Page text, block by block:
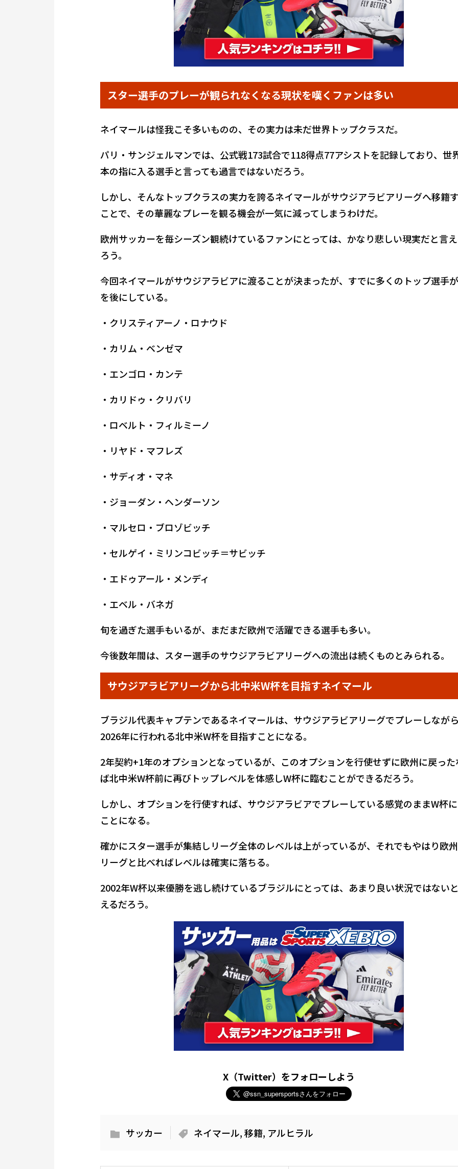
スター選手のプレーが観られなくなる現状を嘆くファンは多い
ネイマールは怪我こそ多いものの、その実力は未だ世界トップクラスだ。
パリ・サンジェルマンでは、公式戦173試合で118得点77アシストを記録しており、世
本の指に入る選手と言っても過言ではないだろう。
しかし、そんなトップクラスの実力を誇るネイマールがサウジアラビアリーグへ移籍
ことで、その華麗なプレーを観る機会が一気に減ってしまうわけだ。
欧州サッカーを毎シーズン観続けているファンにとっては、かなり悲しい現実だと言
ろう。
今回ネイマールがサウジアラビアに渡ることが決まったが、すでに多くのトップ選手
を後にしている。
・クリスティアーノ・ロナウド
・カリム・ベンゼマ
・エンゴロ・カンテ
・カリドゥ・クリバリ
・ロベルト・フィルミーノ
・リヤド・マフレズ
・サディオ・マネ
・ジョーダン・ヘンダーソン
・マルセロ・ブロゾビッチ
・セルゲイ・ミリンコビッチ＝サビッチ
・エドゥアール・メンディ
・エベル・バネガ
旬を過ぎた選手もいるが、まだまだ欧州で活躍できる選手も多い。
今後数年間は、スター選手のサウジアラビアリーグへの流出は続くものとみられる。
サウジアラビアリーグから北中米W杯を目指すネイマール
ブラジル代表キャプテンであるネイマールは、サウジアラビアリーグでプレーしなが
2026年に行われる北中米W杯を目指すことになる。
2年契約+1年のオプションとなっているが、このオプションを行使せずに欧州に戻っ
ば北中米W杯前に再びトップレベルを体感しW杯に臨むことができるだろう。
しかし、オプションを行使すれば、サウジアラビアでプレーしている感覚のままW杯
ことになる。
確かにスター選手が集結しリーグ全体のレベルは上がっているが、それでもやはり欧
リーグと比べればレベルは確実に落ちる。
2002年W杯以来優勝を逃し続けているブラジルにとっては、あまり良い状況ではない
えるだろう。
X（Twitter）をフォローしよう
サッカー ネイマール,移籍, アルヒラル